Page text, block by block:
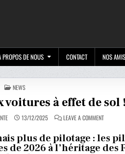
PROPOS DE NOUS CONTACT NOS AMIS
POSTED
IN
NEWS
voitures à effet de sol !
13/12/2025 LEAVE A COMMENTON
BON
AUX
VOITURES
À
EFFET
plus de pilotage : les
de 2026 à l’héritage des